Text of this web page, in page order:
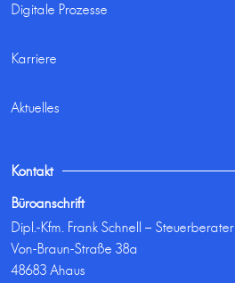
Digitale Prozesse
Karriere
Aktuelles
Kontakt
Büroanschrift
Dipl.-Kfm. Frank Schnell – Steuerberater
Von-Braun-Straße 38a
48683 Ahaus